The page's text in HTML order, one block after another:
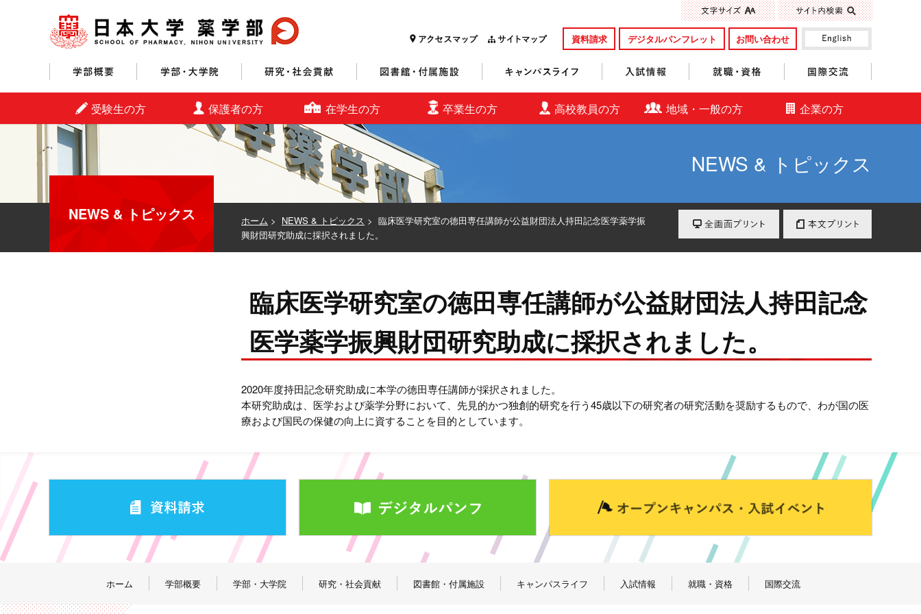
資料請求 デジタルパンフレット お問い合わせ
受験生の方 保護者の方 在学生の方 卒業生の方 高校教員の方 地域・一般の方 企業の方
NEWS & トピックス
ホーム > NEWS & トピックス > 臨床医学研究室の徳田専任講師が公益財団法人持田記念医学薬学振
興財団研究助成に採択されました。
臨床医学研究室の徳田専任講師が公益財団法人持田記念
医学薬学振興財団研究助成に採択されました。
2020年度持田記念研究助成に本学の徳田専任講師が採択されました。
本研究助成は、医学および薬学分野において、先見的かつ独創的研究を行う45歳以下の研究者の研究活動を奨励するもので、わが国の医
療および国民の保健の向上に資することを目的としています。
NEWS & トピックス
ホーム 学部概要 学部・大学院 研究・社会貢献 図書館・付属施設 キャンパスライフ 入試情報 就職・資格 国際交流